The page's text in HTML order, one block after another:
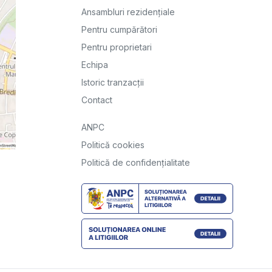
Ansambluri rezidențiale
Pentru cumpărători
Pentru proprietari
Echipa
Istoric tranzacții
Contact
ANPC
Politică cookies
Politică de confidențialitate